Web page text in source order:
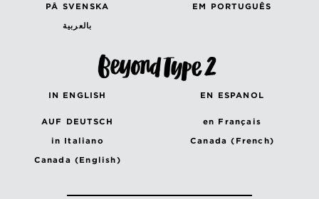
PÅ SVENSKA
EM PORTUGUÊS
بالعربية
IN ENGLISH EN ESPANOL
AUF DEUTSCH
en Français
in Italiano
Canada (French)
Canada (English)